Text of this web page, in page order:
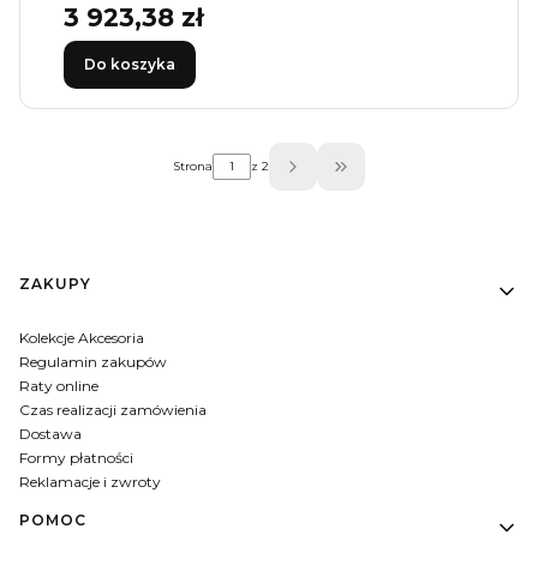
Cena
3 923,38 zł
Do koszyka
Strona z 2
Przejdź do ostatniej
Linki w stopce
ZAKUPY
Kolekcje Akcesoria
Regulamin zakupów
Raty online
Czas realizacji zamówienia
Dostawa
Formy płatności
Reklamacje i zwroty
POMOC